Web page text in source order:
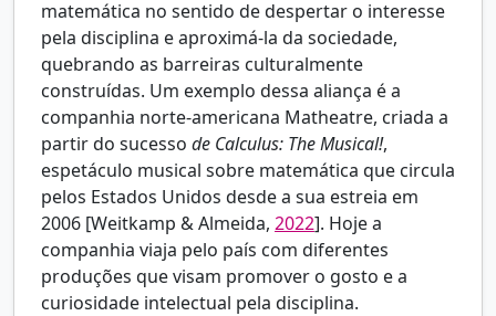
matemática no sentido de despertar o interesse
pela disciplina e aproximá-la da sociedade,
quebrando as barreiras culturalmente
construídas. Um exemplo dessa aliança é a
companhia norte-americana Matheatre, criada a
partir do sucesso de Calculus: The Musical!,
espetáculo musical sobre matemática que circula
pelos Estados Unidos desde a sua estreia em
2006 [Weitkamp & Almeida, 2022]. Hoje a
companhia viaja pelo país com diferentes
produções que visam promover o gosto e a
curiosidade intelectual pela disciplina.